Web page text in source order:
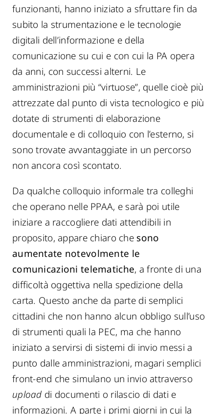
funzionanti, hanno iniziato a sfruttare fin da
subito la strumentazione e le tecnologie
digitali dell’informazione e della
comunicazione su cui e con cui la PA opera
da anni, con successi alterni. Le
amministrazioni più “virtuose”, quelle cioè più
attrezzate dal punto di vista tecnologico e più
dotate di strumenti di elaborazione
documentale e di colloquio con l’esterno, si
sono trovate avvantaggiate in un percorso
non ancora così scontato.
Da qualche colloquio informale tra colleghi
che operano nelle PPAA, e sarà poi utile
iniziare a raccogliere dati attendibili in
proposito, appare chiaro che sono
aumentate notevolmente le
comunicazioni telematiche, a fronte di una
difficoltà oggettiva nella spedizione della
carta. Questo anche da parte di semplici
cittadini che non hanno alcun obbligo sull’uso
di strumenti quali la PEC, ma che hanno
iniziato a servirsi di sistemi di invio messi a
punto dalle amministrazioni, magari semplici
front-end che simulano un invio attraverso
upload di documenti o rilascio di dati e
informazioni. A parte i primi giorni in cui la